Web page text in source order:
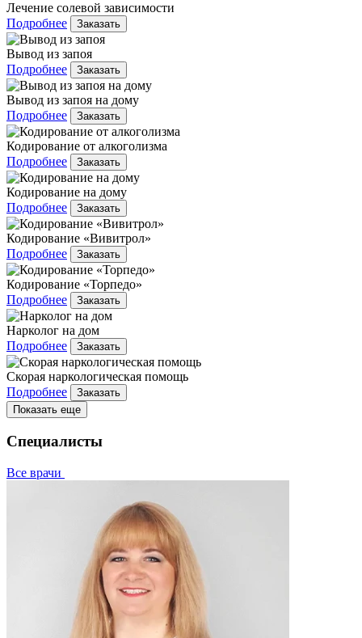
Лечение солевой зависимости
Подробнее
Заказать
Вывод из запоя
Подробнее
Заказать
Вывод из запоя на дому
Подробнее
Заказать
Кодирование от алкоголизма
Подробнее
Заказать
Кодирование на дому
Подробнее
Заказать
Кодирование «Вивитрол»
Подробнее
Заказать
Кодирование «Торпедо»
Подробнее
Заказать
Нарколог на дом
Подробнее
Заказать
Скорая наркологическая помощь
Подробнее
Заказать
Показать еще
Специалисты
Все врачи